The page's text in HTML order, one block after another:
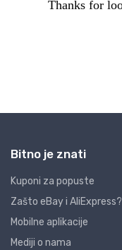
Bitno je znati
Kuponi za popuste
Zašto eBay i AliExpress?
Mobilne aplikacije
Mediji o nama